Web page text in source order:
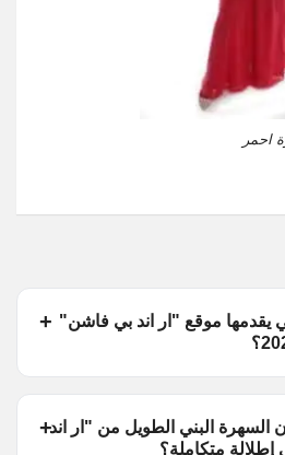
احمر
يقدمها موقع "ار اند بي فاشن"
البني الطويل من "ار اند
متكاملة؟